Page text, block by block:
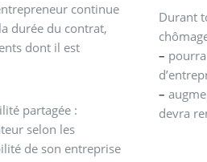
continue
durée du contrat,
dont il est
partagée :
selon les
de son entreprise
Durant
–
–
devra